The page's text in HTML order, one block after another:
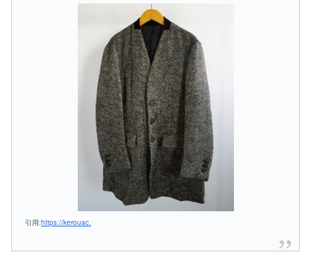
引用:https://kerouac.